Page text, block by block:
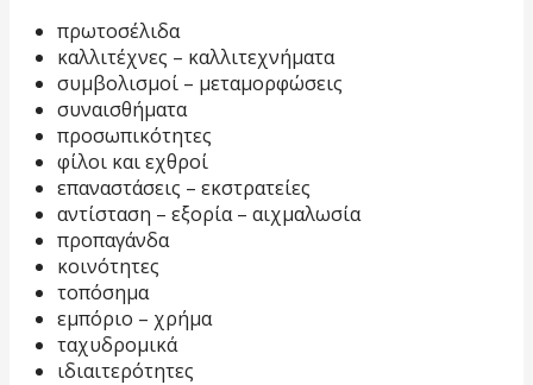
πρωτοσέλιδα
καλλιτέχνες – καλλιτεχνήματα
συμβολισμοί – μεταμορφώσεις
συναισθήματα
προσωπικότητες
φίλοι και εχθροί
επαναστάσεις – εκστρατείες
αντίσταση – εξορία – αιχμαλωσία
προπαγάνδα
κοινότητες
τοπόσημα
εμπόριο – χρήμα
ταχυδρομικά
ιδιαιτερότητες